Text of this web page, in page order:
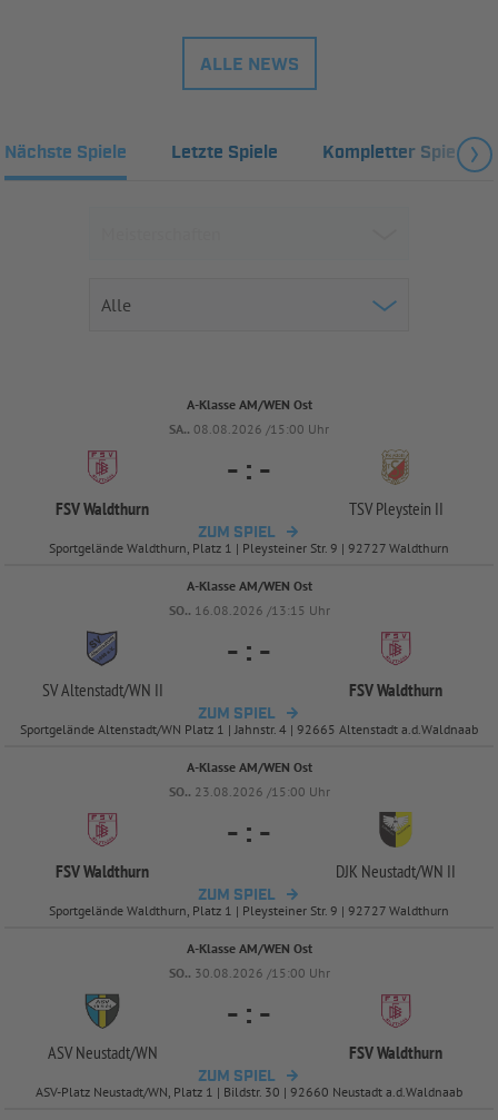
ALLE NEWS
Nächste Spiele Letzte Spiele Kompletter Spielplan
A-Klasse AM/WEN Ost
SA.. 08.08.2026 /15:00 Uhr
FSV Waldthurn
- : -
TSV Pleystein II
ZUM SPIEL
Sportgelände Waldthurn, Platz 1 | Pleysteiner Str. 9 | 92727 Waldthurn
A-Klasse AM/WEN Ost
SO.. 16.08.2026 /13:15 Uhr
SV Altenstadt/WN II
- : -
FSV Waldthurn
ZUM SPIEL
Sportgelände Altenstadt/WN Platz 1 | Jahnstr. 4 | 92665 Altenstadt a.d.Waldnaab
A-Klasse AM/WEN Ost
SO.. 23.08.2026 /15:00 Uhr
FSV Waldthurn
- : -
DJK Neustadt/WN II
ZUM SPIEL
Sportgelände Waldthurn, Platz 1 | Pleysteiner Str. 9 | 92727 Waldthurn
A-Klasse AM/WEN Ost
SO.. 30.08.2026 /15:00 Uhr
ASV Neustadt/WN
- : -
FSV Waldthurn
ZUM SPIEL
ASV-Platz Neustadt/WN, Platz 1 | Bildstr. 30 | 92660 Neustadt a.d.Waldnaab